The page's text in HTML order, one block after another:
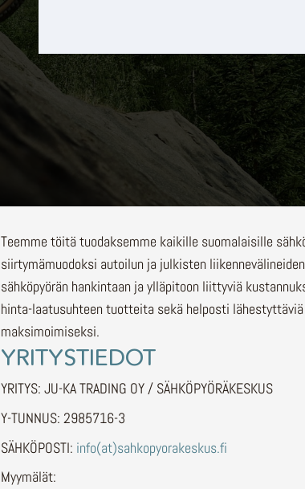
Teemme töitä tuodaksemme kaikille suomalaisille
siirtymämuodoksi autoilun ja julkisten
sähköpyörän hankintaan ja ylläpitoon liittyviä
hinta-laatusuhteen tuotteita sekä helposti
maksimoimiseksi.
YRITYSTIEDOT
YRITYS: JU-KA TRADING OY / SÄHKÖPYÖRÄKESKUS
Y-TUNNUS: 2985716-3
SÄHKÖPOSTI: info(at)sahkopyorakeskus.fi
Myymälät: